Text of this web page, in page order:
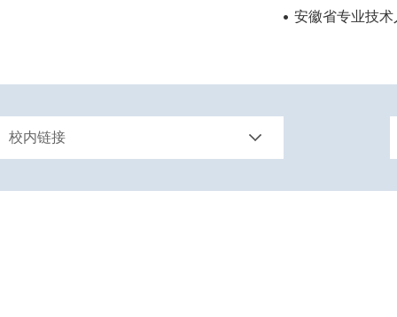
安徽省专业技
校内链接